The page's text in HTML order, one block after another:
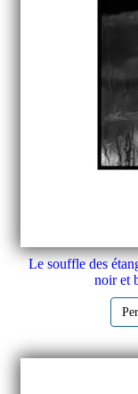
Le souffle des
noir et